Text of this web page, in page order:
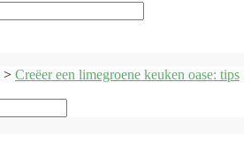
> Creëer een limegroene keuken oase: tips